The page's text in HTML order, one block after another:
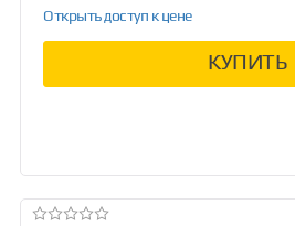
Открыть доступ к цене
КУПИТЬ